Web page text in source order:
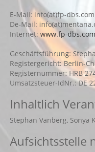
E-Mail: info(at)fp-dbs.com
De-Mail:
Internet: www.fp-dbs.com
Geschäftsführung:
Registergericht: Berlin-
Registernummer: HRB
Umsatzsteuer-IdNr.: DE
Inhaltlich
Stephan Vanberg, Sonya
Aufsichtsstelle